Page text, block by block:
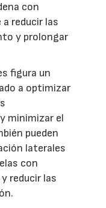
con
reducir las
y prolongar
figura un
a optimizar
minimizar el
pueden
laterales
con
reducir las